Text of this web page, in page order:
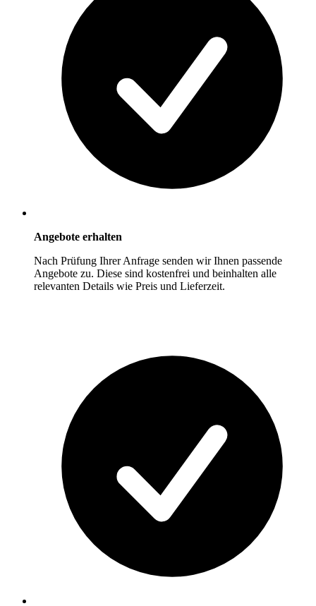
Angebote erhalten
Nach Prüfung Ihrer Anfrage senden wir Ihnen passende
Angebote zu. Diese sind kostenfrei und beinhalten alle
relevanten Details wie Preis und Lieferzeit.